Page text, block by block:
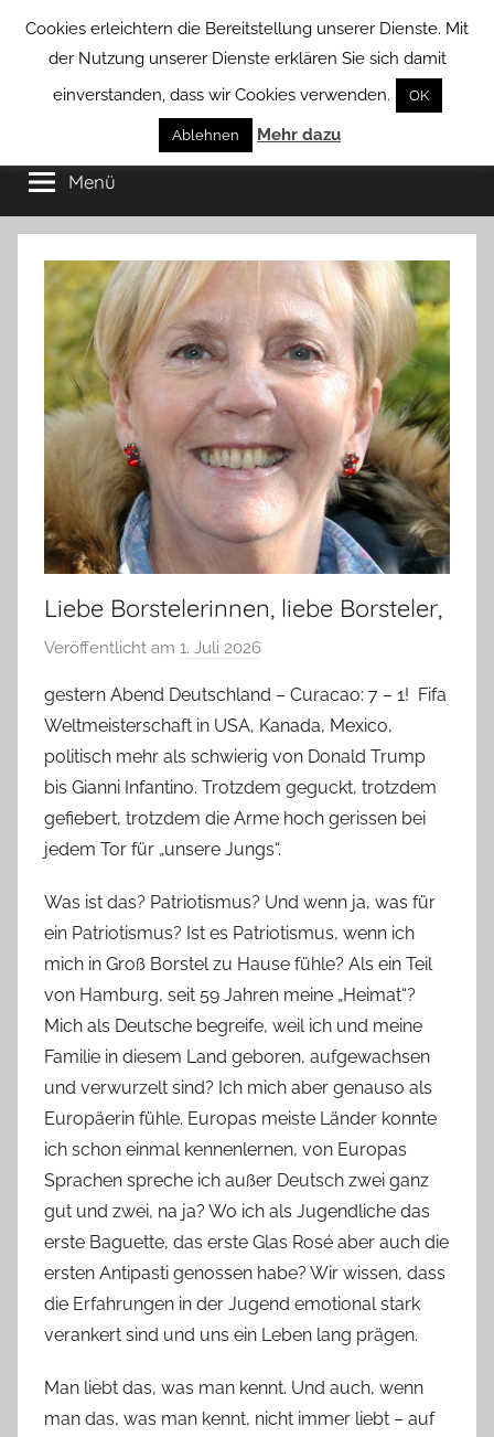
Borstel
von
Groß
Borstel
Menü
Liebe Borstelerinnen, liebe Borsteler,
Veröffentlicht am 1. Juli 2026
n
T
a
b
e
a
e
n
a
s
c
h
gestern Abend Deutschland – Curacao: 7 – 1! Fifa
Weltmeisterschaft in USA, Kanada, Mexico,
politisch mehr als schwierig von Donald Trump
bis Gianni Infantino. Trotzdem geguckt, trotzdem
gefiebert, trotzdem die Arme hoch gerissen bei
jedem Tor für „unsere Jungs“.
Was ist das? Patriotismus? Und wenn ja, was für
ein Patriotismus? Ist es Patriotismus, wenn ich
mich in Groß Borstel zu Hause fühle? Als ein Teil
von Hamburg, seit 59 Jahren meine „Heimat“?
Mich als Deutsche begreife, weil ich und meine
Familie in diesem Land geboren, aufgewachsen
und verwurzelt sind? Ich mich aber genauso als
Europäerin fühle. Europas meiste Länder konnte
ich schon einmal kennenlernen, von Europas
Sprachen spreche ich außer Deutsch zwei ganz
gut und zwei, na ja? Wo ich als Jugendliche das
erste Baguette, das erste Glas Rosé aber auch die
ersten Antipasti genossen habe? Wir wissen, dass
die Erfahrungen in der Jugend emotional stark
verankert sind und uns ein Leben lang prägen.
Man liebt das, was man kennt. Und auch, wenn
man das, was man kennt, nicht immer liebt – auf
Cookies erleichtern die Bereitstellung unserer Dienste. Mit
der Nutzung unserer Dienste erklären Sie sich damit
einverstanden, dass wir Cookies verwenden.
OK
Ablehnen Mehr dazu